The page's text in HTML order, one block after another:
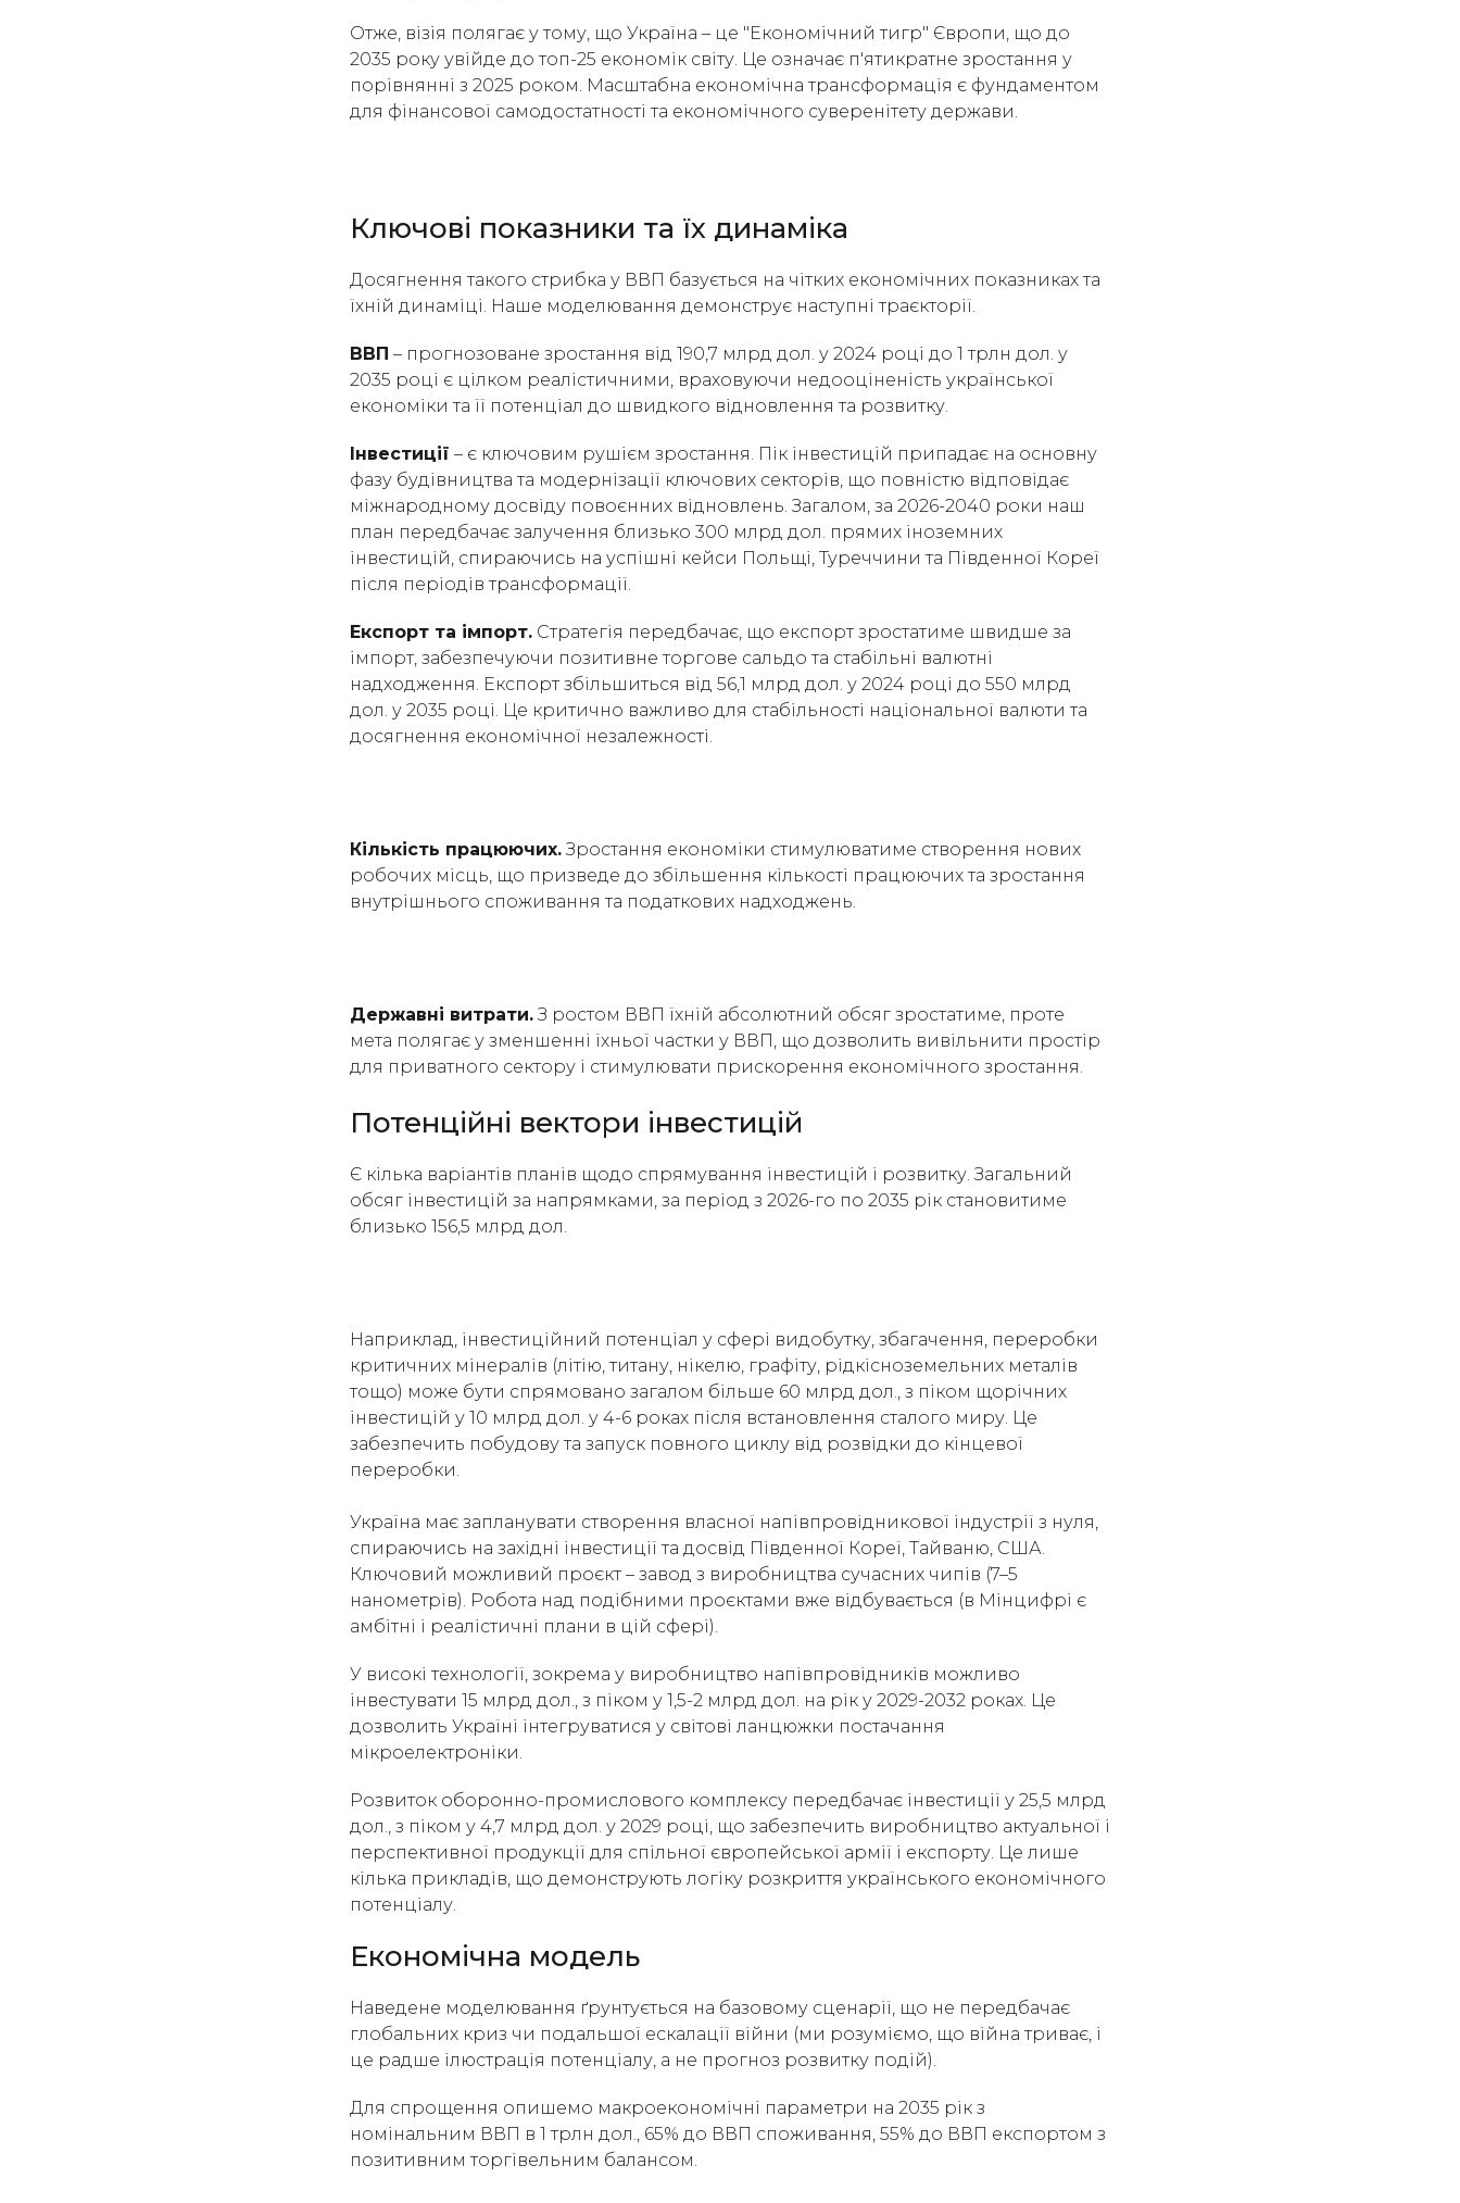
Отже, візія полягає у тому, що Україна – це "Економічний тигр" Європи, що до
2035 року увійде до топ-25 економік світу. Це означає п'ятикратне зростання у
порівнянні з 2025 роком. Масштабна економічна трансформація є фундаментом
для фінансової самодостатності та економічного суверенітету держави.
Ключові показники та їх динаміка
Досягнення такого стрибка у ВВП базується на чітких економічних показниках та
їхній динаміці. Наше моделювання демонструє наступні траєкторії.
ВВП – прогнозоване зростання від 190,7 млрд дол. у 2024 році до 1 трлн дол. у
2035 році є цілком реалістичними, враховуючи недооціненість української
економіки та її потенціал до швидкого відновлення та розвитку.
Інвестиції – є ключовим рушієм зростання. Пік інвестицій припадає на основну
фазу будівництва та модернізації ключових секторів, що повністю відповідає
міжнародному досвіду повоєнних відновлень. Загалом, за 2026-2040 роки наш
план передбачає залучення близько 300 млрд дол. прямих іноземних
інвестицій, спираючись на успішні кейси Польщі, Туреччини та Південної Кореї
після періодів трансформації.
Експорт та імпорт. Стратегія передбачає, що експорт зростатиме швидше за
імпорт, забезпечуючи позитивне торгове сальдо та стабільні валютні
надходження. Експорт збільшиться від 56,1 млрд дол. у 2024 році до 550 млрд
дол. у 2035 році. Це критично важливо для стабільності національної валюти та
досягнення економічної незалежності.
Кількість працюючих.Зростання економіки стимулюватиме створення нових
робочих місць, що призведе до збільшення кількості працюючих та зростання
внутрішнього споживання та податкових надходжень.
Державні витрати.З ростом ВВП їхній абсолютний обсяг зростатиме, проте
мета полягає у зменшенні їхньої частки у ВВП, що дозволить вивільнити простір
для приватного сектору і стимулювати прискорення економічного зростання.
Потенційні вектори інвестицій
Є кілька варіантів планів щодо спрямування інвестицій і розвитку. Загальний
обсяг інвестицій за напрямками, за період з 2026-го по 2035 рік становитиме
близько 156,5 млрд дол.
Наприклад, інвестиційний потенціал у сфері видобутку, збагачення, переробки
критичних мінералів (літію, титану, нікелю, графіту, рідкісноземельних металів
тощо) може бути спрямовано загалом більше 60 млрд дол., з піком щорічних
інвестицій у 10 млрд дол. у 4-6 роках після встановлення сталого миру. Це
забезпечить побудову та запуск повного циклу від розвідки до кінцевої
переробки.
Україна має запланувати створення власної напівпровідникової індустрії з нуля,
спираючись на західні інвестиції та досвід Південної Кореї, Тайваню, США.
Ключовий можливий проєкт – завод з виробництва сучасних чипів (7–5
нанометрів). Робота над подібними проєктами вже відбувається (в Мінцифрі є
амбітні і реалістичні плани в цій сфері).
У високі технології, зокрема у виробництво напівпровідників можливо
інвестувати 15 млрд дол., з піком у 1,5-2 млрд дол. на рік у 2029-2032 роках. Це
дозволить Україні інтегруватися у світові ланцюжки постачання
мікроелектроніки.
Розвиток оборонно-промислового комплексу передбачає інвестиції у 25,5 млрд
дол., з піком у 4,7 млрд дол. у 2029 році, що забезпечить виробництво актуальної і
перспективної продукції для спільної європейської армії і експорту. Це лише
кілька прикладів, що демонструють логіку розкриття українського економічного
потенціалу.
Економічна модель
Наведене моделювання ґрунтується на базовому сценарії, що не передбачає
глобальних криз чи подальшої ескалації війни (ми розуміємо, що війна триває, і
це радше ілюстрація потенціалу, а не прогноз розвитку подій).
Для спрощення опишемо макроекономічні параметри на 2035 рік з
номінальним ВВП в 1 трлн дол., 65% до ВВП споживання, 55% до ВВП експортом з
позитивним торгівельним балансом.